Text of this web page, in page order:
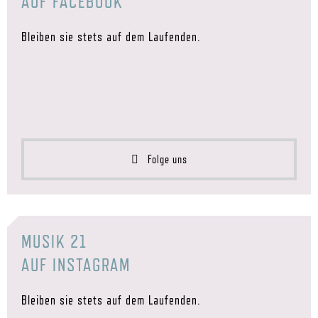
Bleiben sie stets auf dem Laufenden.
Folge uns
MUSIK 21
AUF INSTAGRAM
Bleiben sie stets auf dem Laufenden.